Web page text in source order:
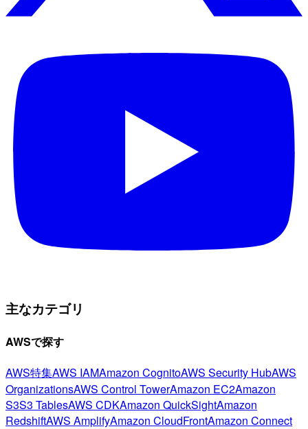
主なカテゴリ
AWSで探す
AWS特集AWS IAMAmazon CognitoAWS Security HubAWS
OrganizationsAWS Control TowerAmazon EC2Amazon
S3S3 TablesAWS CDKAmazon QuickSightAmazon
RedshiftAWS AmplifyAmazon CloudFrontAmazon Connect